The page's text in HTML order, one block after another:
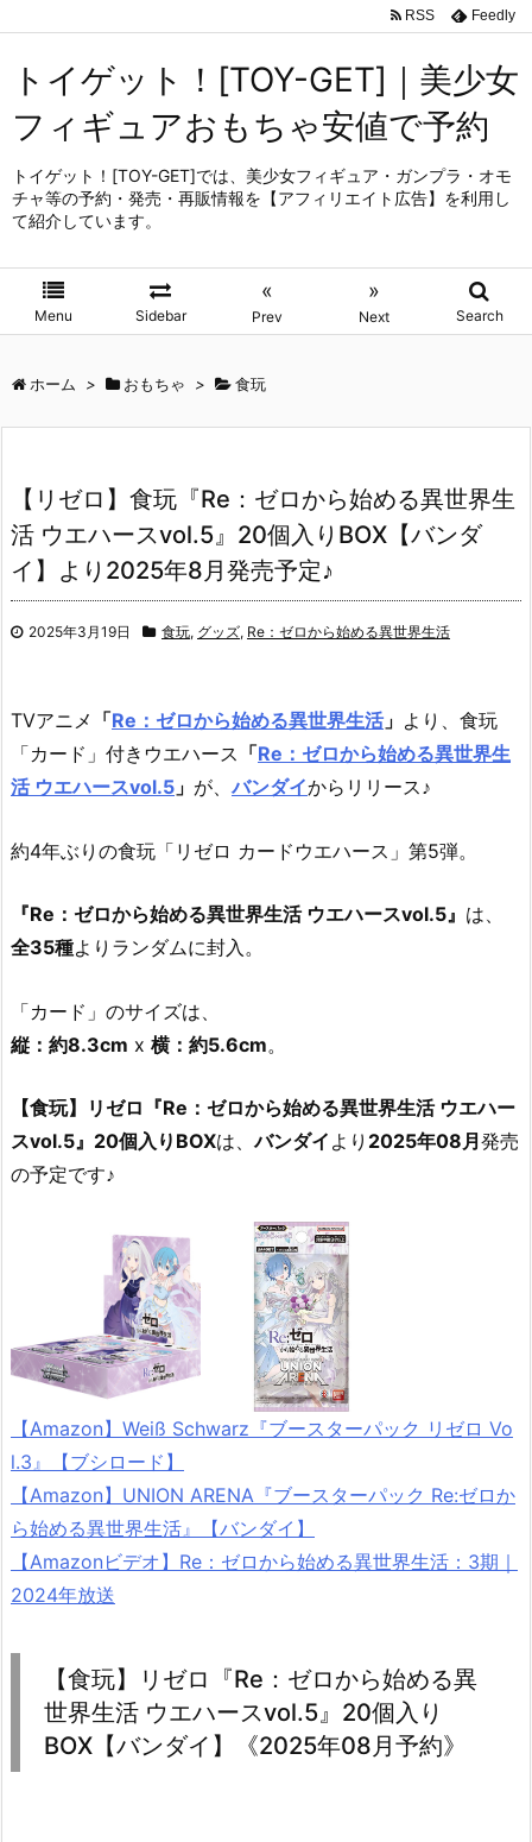
トイゲット！[TOY-GET]｜美少女
フィギュアおもちゃ安値で予約
トイゲット！[TOY-GET]では、美少女フィギュア・ガンプラ・オモ
チャ等の予約・発売・再販情報を【アフィリエイト広告】を利用し
て紹介しています。
Menu Sidebar
«
Prev
»
Next Search
RSS Feedly
ホーム > おもちゃ > 食玩
【リゼロ】食玩『Re：ゼロから始める異世界生
活 ウエハースvol.5』20個入りBOX【バンダ
イ】より2025年8月発売予定♪
2025年3月19日 食玩, グッズ, Re：ゼロから始める異世界生活
TVアニメ 「Re：ゼロから始める異世界生活」 より、食玩
「カード」付きウエハース 「Re：ゼロから始める異世界生
活 ウエハースvol.5 」 が、バンダイからリリース♪
約4年ぶりの食玩「リゼロ カードウエハース」第5弾。
『Re：ゼロから始める異世界生活 ウエハースvol.5』 は、
全35種よりランダムに封入。
「カード」のサイズは、
縦：約8.3cm x 横：約5.6cm。
【食玩】リゼロ『Re：ゼロから始める異世界生活 ウエハー
スvol.5』20個入りBOXは、バンダイ より 2025年08月 発売
の予定です♪
【Amazon】Weiß Schwarz『ブースターパック リゼロ Vo
l.3』【ブシロード】
【Amazon】UNION ARENA『ブースターパック Re:ゼロか
ら始める異世界生活』【バンダイ】
【Amazonビデオ】Re：ゼロから始める異世界生活：3期｜
2024年放送
【食玩】リゼロ『Re：ゼロから始める異
世界生活 ウエハースvol.5』20個入り
BOX【バンダイ】《2025年08月予約》